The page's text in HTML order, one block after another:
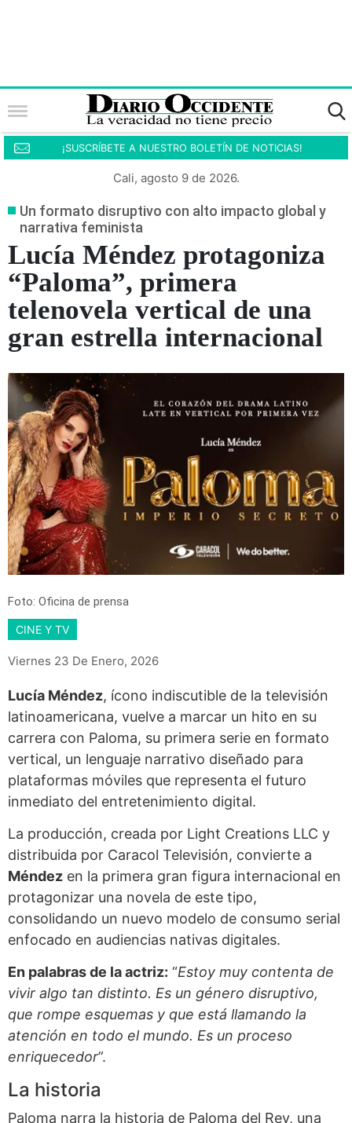
¡SUSCRÍBETE A NUESTRO BOLETÍN DE NOTICIAS!
Cali, agosto 9 de 2026.
Un formato disruptivo con alto impacto global y
narrativa feminista
Lucía Méndez protagoniza
“Paloma”, primera
telenovela vertical de una
gran estrella internacional
Foto: Oficina de prensa
CINE Y TV
Viernes 23 De Enero, 2026
Lucía Méndez, ícono indiscutible de la televisión
latinoamericana, vuelve a marcar un hito en su
carrera con Paloma, su primera serie en formato
vertical, un lenguaje narrativo diseñado para
plataformas móviles que representa el futuro
inmediato del entretenimiento digital.
La producción, creada por Light Creations LLC y
distribuida por Caracol Televisión, convierte a
Méndez en la primera gran figura internacional en
protagonizar una novela de este tipo,
consolidando un nuevo modelo de consumo serial
enfocado en audiencias nativas digitales.
En palabras de la actriz: “Estoy muy contenta de
vivir algo tan distinto. Es un género disruptivo,
que rompe esquemas y que está llamando la
atención en todo el mundo. Es un proceso
enriquecedor”.
La historia
Paloma narra la historia de Paloma del Rey, una